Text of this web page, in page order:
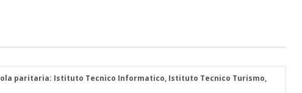
paritaria: Istituto Tecnico Informatico, Istituto Tecnico Turismo,